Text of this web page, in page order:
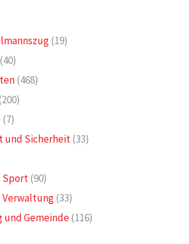
(19)
(468)
(7)
und Sicherheit(33)
Sport(90)
(33)
und Gemeinde(116)